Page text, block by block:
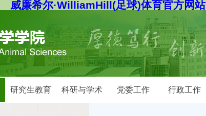
威廉希尔·WilliamHill(足球)体育官方网站
研究生教育 科研与学术 党委工作 行政工作